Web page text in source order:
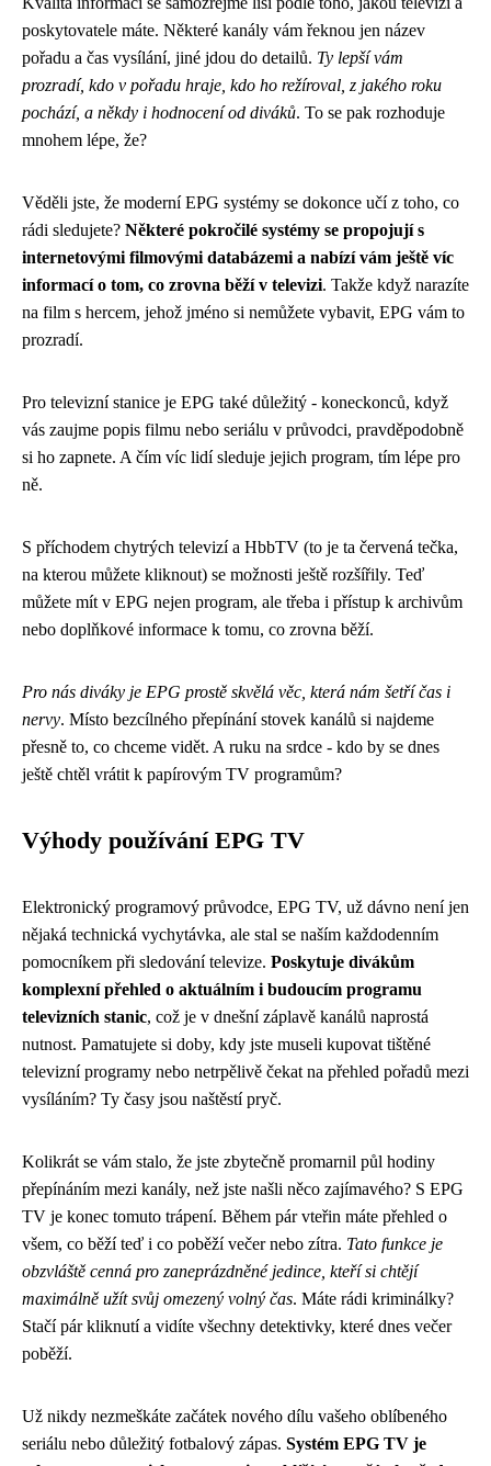
poskytovatele máte. Některé kanály vám řeknou jen název
pořadu a čas vysílání, jiné jdou do detailů. Ty lepší vám
prozradí, kdo v pořadu hraje, kdo ho režíroval, z jakého roku
pochází, a někdy i hodnocení od diváků. To se pak rozhoduje
mnohem lépe, že?
Věděli jste, že moderní EPG systémy se dokonce učí z toho, co
rádi sledujete? Některé pokročilé systémy se propojují s
internetovými filmovými databázemi a nabízí vám ještě víc
informací o tom, co zrovna běží v televizi. Takže když narazíte
na film s hercem, jehož jméno si nemůžete vybavit, EPG vám to
prozradí.
Pro televizní stanice je EPG také důležitý - koneckonců, když
vás zaujme popis filmu nebo seriálu v průvodci, pravděpodobně
si ho zapnete. A čím víc lidí sleduje jejich program, tím lépe pro
ně.
S příchodem chytrých televizí a HbbTV (to je ta červená tečka,
na kterou můžete kliknout) se možnosti ještě rozšířily. Teď
můžete mít v EPG nejen program, ale třeba i přístup k archivům
nebo doplňkové informace k tomu, co zrovna běží.
Pro nás diváky je EPG prostě skvělá věc, která nám šetří čas i
nervy. Místo bezcílného přepínání stovek kanálů si najdeme
přesně to, co chceme vidět. A ruku na srdce - kdo by se dnes
ještě chtěl vrátit k papírovým TV programům?
Výhody používání EPG TV
Elektronický programový průvodce, EPG TV, už dávno není jen
nějaká technická vychytávka, ale stal se naším každodenním
pomocníkem při sledování televize. Poskytuje divákům
komplexní přehled o aktuálním i budoucím programu
televizních stanic, což je v dnešní záplavě kanálů naprostá
nutnost. Pamatujete si doby, kdy jste museli kupovat tištěné
televizní programy nebo netrpělivě čekat na přehled pořadů mezi
vysíláním? Ty časy jsou naštěstí pryč.
Kolikrát se vám stalo, že jste zbytečně promarnil půl hodiny
přepínáním mezi kanály, než jste našli něco zajímavého? S EPG
TV je konec tomuto trápení. Během pár vteřin máte přehled o
všem, co běží teď i co poběží večer nebo zítra. Tato funkce je
obzvláště cenná pro zaneprázdněné jedince, kteří si chtějí
maximálně užít svůj omezený volný čas. Máte rádi kriminálky?
Stačí pár kliknutí a vidíte všechny detektivky, které dnes večer
poběží.
Už nikdy nezmeškáte začátek nového dílu vašeho oblíbeného
seriálu nebo důležitý fotbalový zápas. Systém EPG TV je